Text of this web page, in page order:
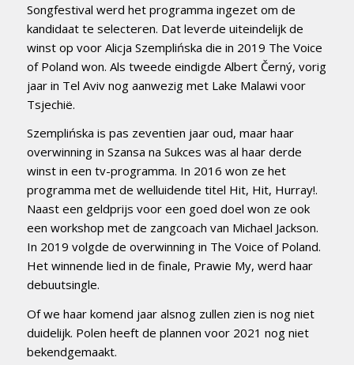
Songfestival werd het programma ingezet om de
kandidaat te selecteren. Dat leverde uiteindelijk de
winst op voor Alicja Szemplińska die in 2019 The Voice
of Poland won. Als tweede eindigde Albert Černý, vorig
jaar in Tel Aviv nog aanwezig met Lake Malawi voor
Tsjechië.
Szemplińska is pas zeventien jaar oud, maar haar
overwinning in Szansa na Sukces was al haar derde
winst in een tv-programma. In 2016 won ze het
programma met de welluidende titel Hit, Hit, Hurray!.
Naast een geldprijs voor een goed doel won ze ook
een workshop met de zangcoach van Michael Jackson.
In 2019 volgde de overwinning in The Voice of Poland.
Het winnende lied in de finale, Prawie My, werd haar
debuutsingle.
Of we haar komend jaar alsnog zullen zien is nog niet
duidelijk. Polen heeft de plannen voor 2021 nog niet
bekendgemaakt.